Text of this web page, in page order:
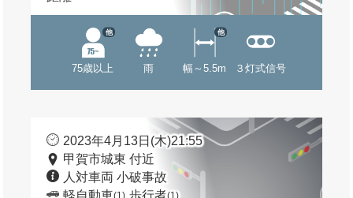
75歳以上
他
雨 幅～5.5m
他
３灯式信号
2023年4月13日(木)21:55
甲賀市城東 付近
人対車両 小破事故
軽自動車(1) 歩行者(1)